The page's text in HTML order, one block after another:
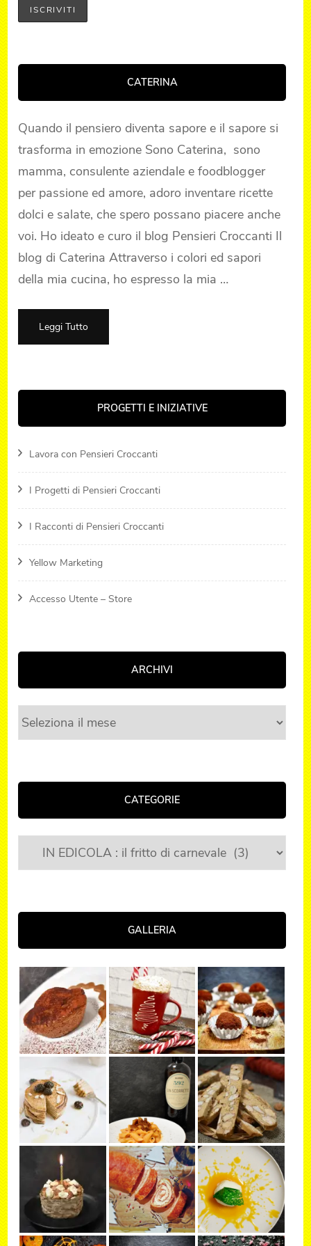
CATERINA
Quando il pensiero diventa sapore e il sapore si
trasforma in emozione Sono Caterina, sono
mamma, consulente aziendale e foodblogger
per passione ed amore, adoro inventare ricette
dolci e salate, che spero possano piacere anche
voi. Ho ideato e curo il blog Pensieri Croccanti Il
blog di Caterina Attraverso i colori ed sapori
della mia cucina, ho espresso la mia …
Leggi Tutto
PROGETTI E INIZIATIVE
Lavora con Pensieri Croccanti
I Progetti di Pensieri Croccanti
I Racconti di Pensieri Croccanti
Yellow Marketing
Accesso Utente – Store
ARCHIVI
Archivi
CATEGORIE
Categorie
GALLERIA